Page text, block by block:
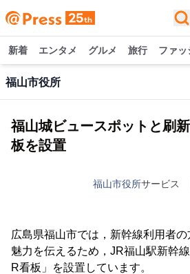
新着 エンタメ グルメ 旅行 ファッ
福山市役所
福山城ビュースポットと刷
板を設置
福山市役所サービス
広島県福山市では，新幹線利用者
魅力を伝えるため，JR福山駅新幹
R看板」を設置しています。